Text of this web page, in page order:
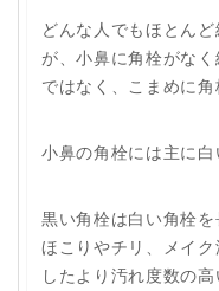
どんな人でもほとん
が、小鼻に角栓がな
ではなく、こまめに角
小鼻の角栓には主に白
黒い角栓は白い角栓
ほこりやチリ、メイ
したより汚れ度数の